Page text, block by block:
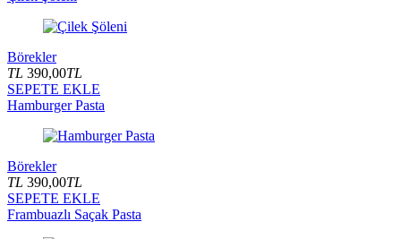
Börekler
TL 390,00TL
SEPETE EKLE
Hamburger Pasta
Börekler
TL 390,00TL
SEPETE EKLE
Frambuazlı Saçak Pasta